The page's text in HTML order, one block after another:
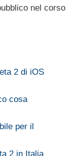
nel corso
2 di iOS
cosa
per il
2 in Italia